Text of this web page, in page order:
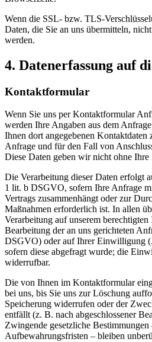
Wenn die SSL- bzw. TLS-
Daten, die Sie an uns übermitteln,
werden.
4. Datenerfassung auf
Kontaktformular
Wenn Sie uns per Kontaktformular
werden Ihre Angaben aus dem
Ihnen dort angegebenen Kontaktdaten
Anfrage und für den Fall von
Diese Daten geben wir nicht ohne
Die Verarbeitung dieser Daten erfolgt
1 lit. b DSGVO, sofern Ihre Anfrage
Vertrags zusammenhängt oder zur
Maßnahmen erforderlich ist. In allen
Verarbeitung auf unserem
Bearbeitung der an uns gerichteten
DSGVO) oder auf Ihrer Einwilligung
sofern diese abgefragt wurde; die
widerrufbar.
Die von Ihnen im Kontaktformular
bei uns, bis Sie uns zur Löschung
Speicherung widerrufen oder der
entfällt (z. B. nach abgeschlossener
Zwingende gesetzliche Bestimmungen
Aufbewahrungsfristen – bleiben